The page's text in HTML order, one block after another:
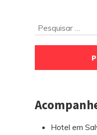
Pesquisar
Hotel em